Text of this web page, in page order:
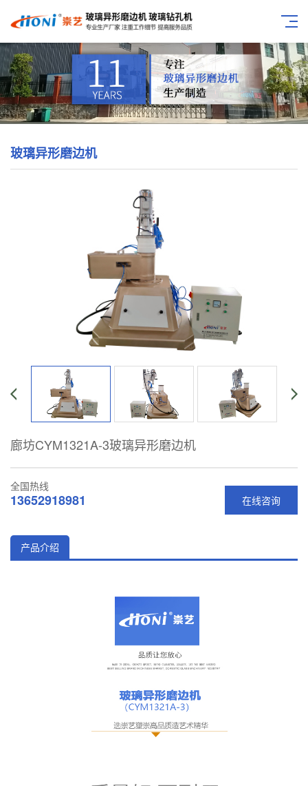
玻璃异形磨边机
廊坊CYM1321A-3玻璃异形磨边机
在线咨询
全国热线
13652918981
产品介绍